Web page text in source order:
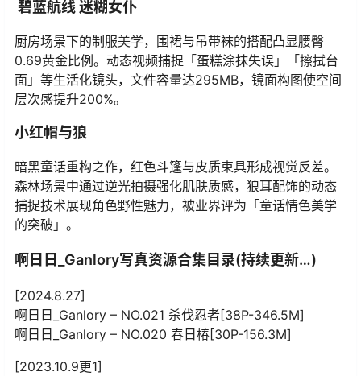
碧蓝航线 迷糊女仆
厨房场景下的制服美学，围裙与吊带袜的搭配凸显腰臀
0.69黄金比例。动态视频捕捉「蛋糕涂抹失误」「擦拭台
面」等生活化镜头，文件容量达295MB，镜面构图使空间
层次感提升200%。
小红帽与狼
暗黑童话重构之作，红色斗篷与皮质束具形成视觉反差。
森林场景中通过逆光拍摄强化肌肤质感，狼耳配饰的动态
捕捉技术展现角色野性魅力，被业界评为「童话情色美学
的突破」。
啊日日_Ganlory写真资源合集目录(持续更新…)
[2024.8.27]
啊日日_Ganlory – NO.021 杀伐忍者[38P-346.5M]
啊日日_Ganlory – NO.020 春日椿[30P-156.3M]
[2023.10.9更1]